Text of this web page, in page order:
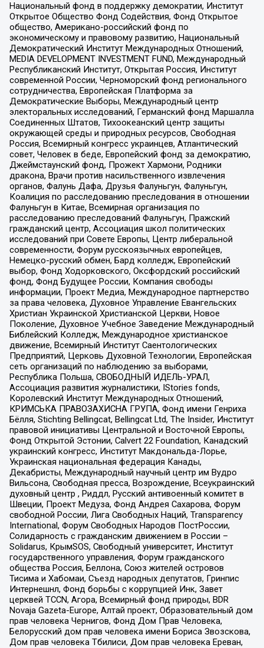
Национальный фонд в поддержку демократии, Институт
Открытое Общество Фонд Содействия, Фонд Открытое
общество, Американо-российский фонд по
экономическому и правовому развитию, Национальный
Демократический Институт Международных Отношений,
MEDIA DEVELOPMENT INVESTMENT FUND, Международный
Республиканский Институт, Открытая Россия, Институт
современной России, Черноморский фонд регионального
сотрудничества, Европейская Платформа за
Демократические Выборы, Международный центр
электоральных исследований, Германский фонд Маршалла
Соединенных Штатов, Тихоокеанский центр защиты
окружающей среды и природных ресурсов, Свободная
Россия, Всемирный конгресс украинцев, Атлантический
совет, Человек в беде, Европейский фонд за демократию,
Джеймстаунский фонд, Прожект Хармони, Родники
дракона, Врачи против насильственного извлечения
органов, Фалунь Дафа, Друзья Фалуньгун, Фалуньгун,
Коалиция по расследованию преследования в отношении
Фалуньгун в Китае, Всемирная организация по
расследованию преследований Фалуньгун, Пражский
гражданский центр, Ассоциация школ политических
исследований при Совете Европы, Центр либеральной
современности, Форум русскоязычных европейцев,
Немецко-русский обмен, Бард колледж, Европейский
выбор, Фонд Ходорковского, Оксфордский российский
фонд, Фонд Будущее России, Компания свободы
информации, Проект Медиа, Международное партнерство
за права человека, Духовное Управление Евангельских
Христиан Украинской Христианской Церкви, Новое
Поколение, Духовное Учебное Заведение Международный
Библейский Колледж, Международное христианское
движение, Всемирный Институт Саентологических
Предприятий, Церковь Духовной Технологии, Европейская
сеть организаций по наблюдению за выборами,
Республика Польша, СВОБОДНЫЙ ИДЕЛЬ-УРАЛ,
Ассоциация развития журналистики, IStories fonds,
Королевский Институт Международных Отношений,
КРИМСЬКА ПРАВОЗАХИСНА ГРУПА, Фонд имени Генриха
Бёлля, Stichting Bellingcat, Bellingcat Ltd, The Insider, Институт
правовой инициативы Центральной и Восточной Европы,
Фонд Открытой Эстонии, Calvert 22 Foundation, Канадский
украинский конгресс, Институт Макдональда-Лорье,
Украинская национальная федерация Канады,
Декабристы, Международный научный центр им Вудро
Вильсона, Свободная пресса, Возрождение, Всеукраинский
духовный центр , Риддл, Русский антивоенный комитет в
Швеции, Проект Медуза, Фонд Андрея Сахарова, Форум
свободной России, Лига Свободных Наций, Transparеncy
International, Форум Свободных Народов ПостРоссии,
Солидарность с гражданским движением в России –
Solidarus, КрымSOS, Свободный университет, Институт
государственного управления, Форум гражданского
общества Россия, Беллона, Союз жителей островов
Тисима и Хабомаи, Съезд народных депутатов, Гринпис
Интернешнл, Фонд борьбы с коррупцией Инк, Завет
церквей TCCN, Агора, Всемирный фонд природы, BDR
Novaja Gazeta-Europe, Алтай проект, Образовательный дом
прав человека Чернигов, Фонд Дом Прав Человека,
Белорусский дом прав человека имени Бориса Звозскова,
Дом прав человека Тбилиси, Дом прав человека Ереван,